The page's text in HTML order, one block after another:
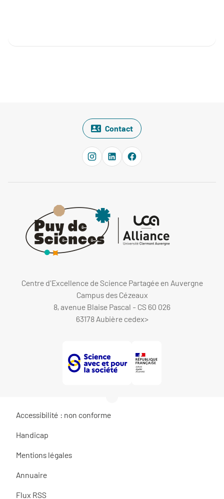
Contact
Centre d'Excellence de Science Partagée en Auvergne
Campus des Cézeaux
8, avenue Blaise Pascal - CS 60 026
63178 Aubière cedex>
Accessibilité : non conforme
Handicap
Mentions légales
Annuaire
Flux RSS